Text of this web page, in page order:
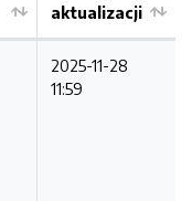
aktualizacji
2025-11-28
11:59